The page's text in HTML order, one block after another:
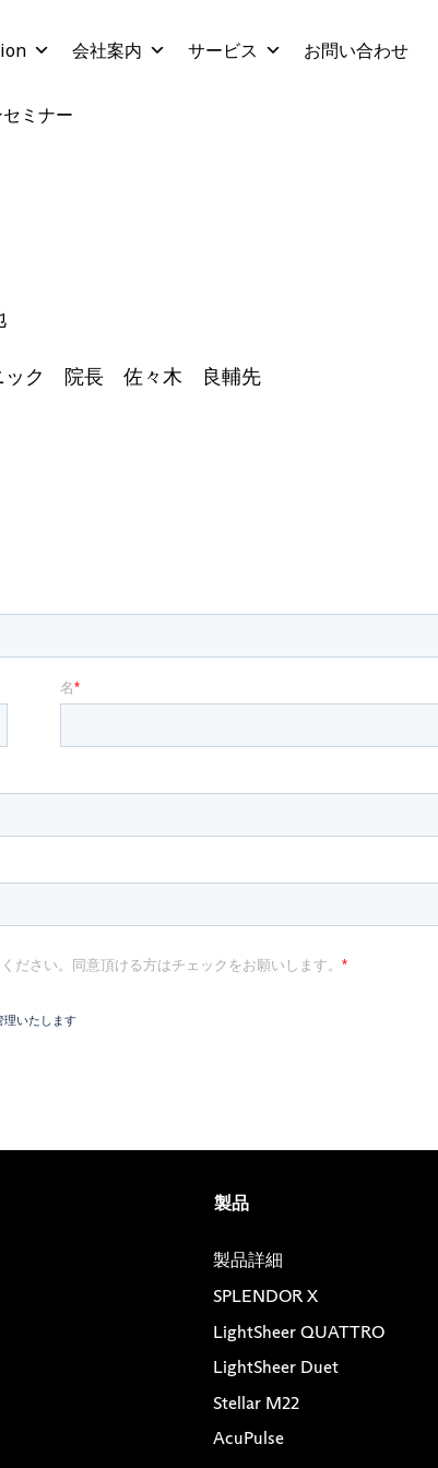
会社案内 サービス お問い合わせ
ミナー
ニック 院長 佐々木 良輔先
製品
製品詳細
SPLENDOR X
LightSheer QUATTRO
LightSheer Duet
Stellar M22
AcuPulse